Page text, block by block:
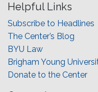
Helpful Links
Subscribe to Headlines
The Center’s Blog
BYU Law
Brigham Young
Donate to the Center